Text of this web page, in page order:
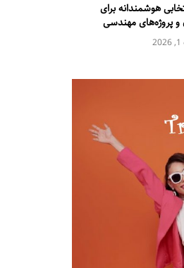
هوشمندانه برای
پروژه‌های مهندسی